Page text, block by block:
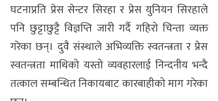
घटनाप्रति प्रेस सेन्टर सिरहा र प्रेस युनियन सिरहाले
पनि छुट्टाछुट्टै विज्ञप्ति जारी गर्दै गहिरो चिन्ता व्यक्त
गरेका छन्। दुवै संस्थाले अभिव्यक्ति स्वतन्त्रता र प्रेस
स्वतन्त्रता माथिको यस्तो व्यवहारलाई निन्दनीय भन्दै
तत्काल सम्बन्धित निकायबाट कारबाहीको माग गरेका